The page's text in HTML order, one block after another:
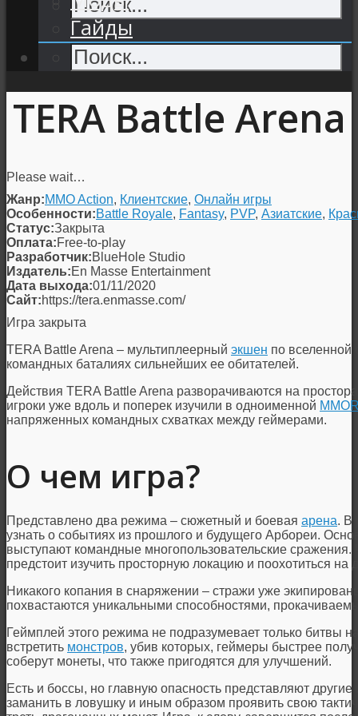
Гайды
TERA Battle Arena
Please wait…
Жанр:MMO Action, Клиентские, Онлайн игры
Особенности:Battle Royale, Fantasy, PVP, Азиатские,
Статус:Закрыта
Оплата:Free-to-play
Разработчик:BlueHole Studio
Издатель:En Masse Entertainment
Дата выхода:01/11/2020
Сайт:https://tera.enmasse.com/
Игра закрыта
TERA Battle Arena – мультиплеерный экшен по
командных баталиях сильнейших ее обитателей.
Действия TERA Battle Arena разворачиваются на
игроки уже вдоль и поперек изучили в одноименной
напряженных командных схватках между геймерами.
О чем игра?
Представлено два режима – сюжетный и боевая арена. В
узнать о событиях из прошлого и будущего Арбореи.
выступают командные многопользовательские
предстоит изучить просторную локацию и поохотиться на
Никакого копания в снаряжении – стражи уже
похвастаются уникальными способностями,
Геймплей этого режима не подразумевает только битвы
встретить монстров, убив которых, геймеры быстрее
соберут монеты, что также пригодятся для улучшений.
Есть и боссы, но главную опасность представляют другие
заманить в ловушку и иным образом проявить свою